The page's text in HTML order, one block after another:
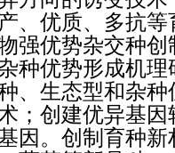
、优质、多抗
强优势杂交种创
种优势形成机
、生态型和杂
；创建优异基
因。创制育种